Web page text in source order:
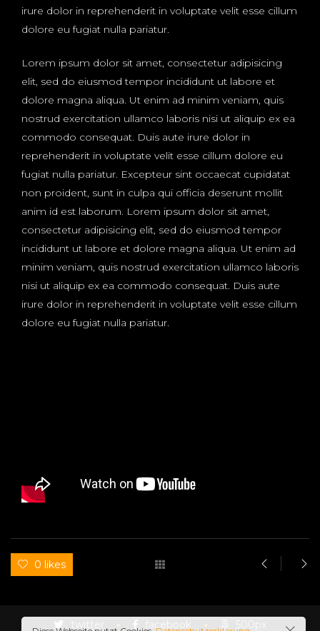
irure dolor in reprehenderit in voluptate velit esse cillum
dolore eu fugiat nulla pariatur.
Lorem ipsum dolor sit amet, consectetur adipisicing
elit, sed do eiusmod tempor incididunt ut labore et
dolore magna aliqua. Ut enim ad minim veniam, quis
nostrud exercitation ullamco laboris nisi ut aliquip ex ea
commodo consequat. Duis aute irure dolor in
reprehenderit in voluptate velit esse cillum dolore eu
fugiat nulla pariatur. Excepteur sint occaecat cupidatat
non proident, sunt in culpa qui officia deserunt mollit
anim id est laborum. Lorem ipsum dolor sit amet,
consectetur adipisicing elit, sed do eiusmod tempor
incididunt ut labore et dolore magna aliqua. Ut enim ad
minim veniam, quis nostrud exercitation ullamco laboris
nisi ut aliquip ex ea commodo consequat. Duis aute
irure dolor in reprehenderit in voluptate velit esse cillum
dolore eu fugiat nulla pariatur.
0 likes